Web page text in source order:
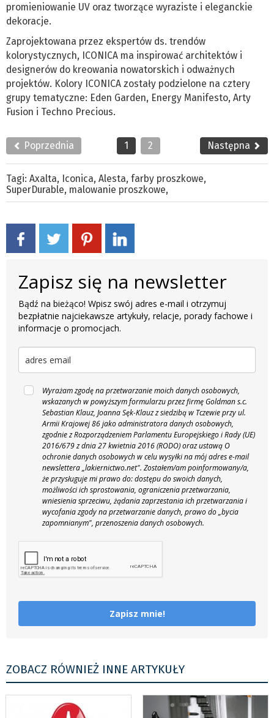
promieniowanie UV oraz tworzące wyraziste i eleganckie
dekoracje.
Zaprojektowana przez ekspertów ds. trendów
kolorystycznych, ICONICA ma inspirować architektów i
designerów do kreowania nowatorskich i odważnych
projektów. Kolory ICONICA zostały podzielone na cztery
grupy tematyczne: Eden Garden, Energy Manifesto, Arty
Fusion i Techno Precious.
Poprzednia 1 2 Następna
Tagi: Axalta, Iconica, Alesta, farby proszkowe,
SuperDurable, malowanie proszkowe,
Zapisz się na newsletter
Bądź na bieżąco! Wpisz swój adres e-mail i otrzymuj
bezpłatnie najciekawsze artykuły, relacje, porady fachowe i
informacje o promocjach.
Wyrażam zgodę na przetwarzanie moich danych osobowych,
wskazanych w powyższym formularzu przez firmę Goldman s.c.
Sebastian Klauz, Joanna Sęk-Klauz z siedzibą w Tczewie przy ul.
Armii Krajowej 86 jako administratora danych osobowych,
zgodnie z Rozporządzeniem Parlamentu Europejskiego i Rady (UE)
2016/679 z dnia 27 kwietnia 2016 (RODO) oraz ustawą O
ochronie danych osobowych w celu wysyłki na mój adres e-mail
newslettera „lakiernictwo.net". Zostałem/am poinformowany/a,
że przysługuje mi prawo do: dostępu do swoich danych,
możliwości ich sprostowania, ograniczenia przetwarzania,
wniesienia sprzeciwu, żądania zaprzestania ich przetwarzania i
wycofania zgody na przetwarzanie danych, prawo do „bycia
zapomnianym", przenoszenia danych osobowych.
Zapisz mnie!
ZOBACZ RÓWNIEŻ INNE ARTYKUŁY